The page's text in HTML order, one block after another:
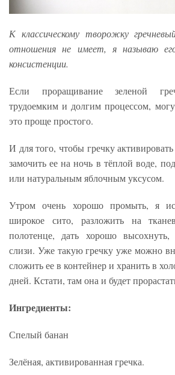
К классическому творожку
отношения не имеет, я называю
консистенции.
Если проращивание зеленой
трудоемким и долгим процессом, могу
это проще простого.
И для того, чтобы гречку
замочить ее на ночь в тёплой воде,
или натуральным яблочным уксусом.
Утром очень хорошо промыть, я
широкое сито, разложить на
полотенце, дать хорошо
слизи. Уже такую гречку уже можно
сложить ее в контейнер и хранить в
дней. Кстати, там она и будет
Ингредиенты:
Спелый банан
Зелёная, активированная гречка.